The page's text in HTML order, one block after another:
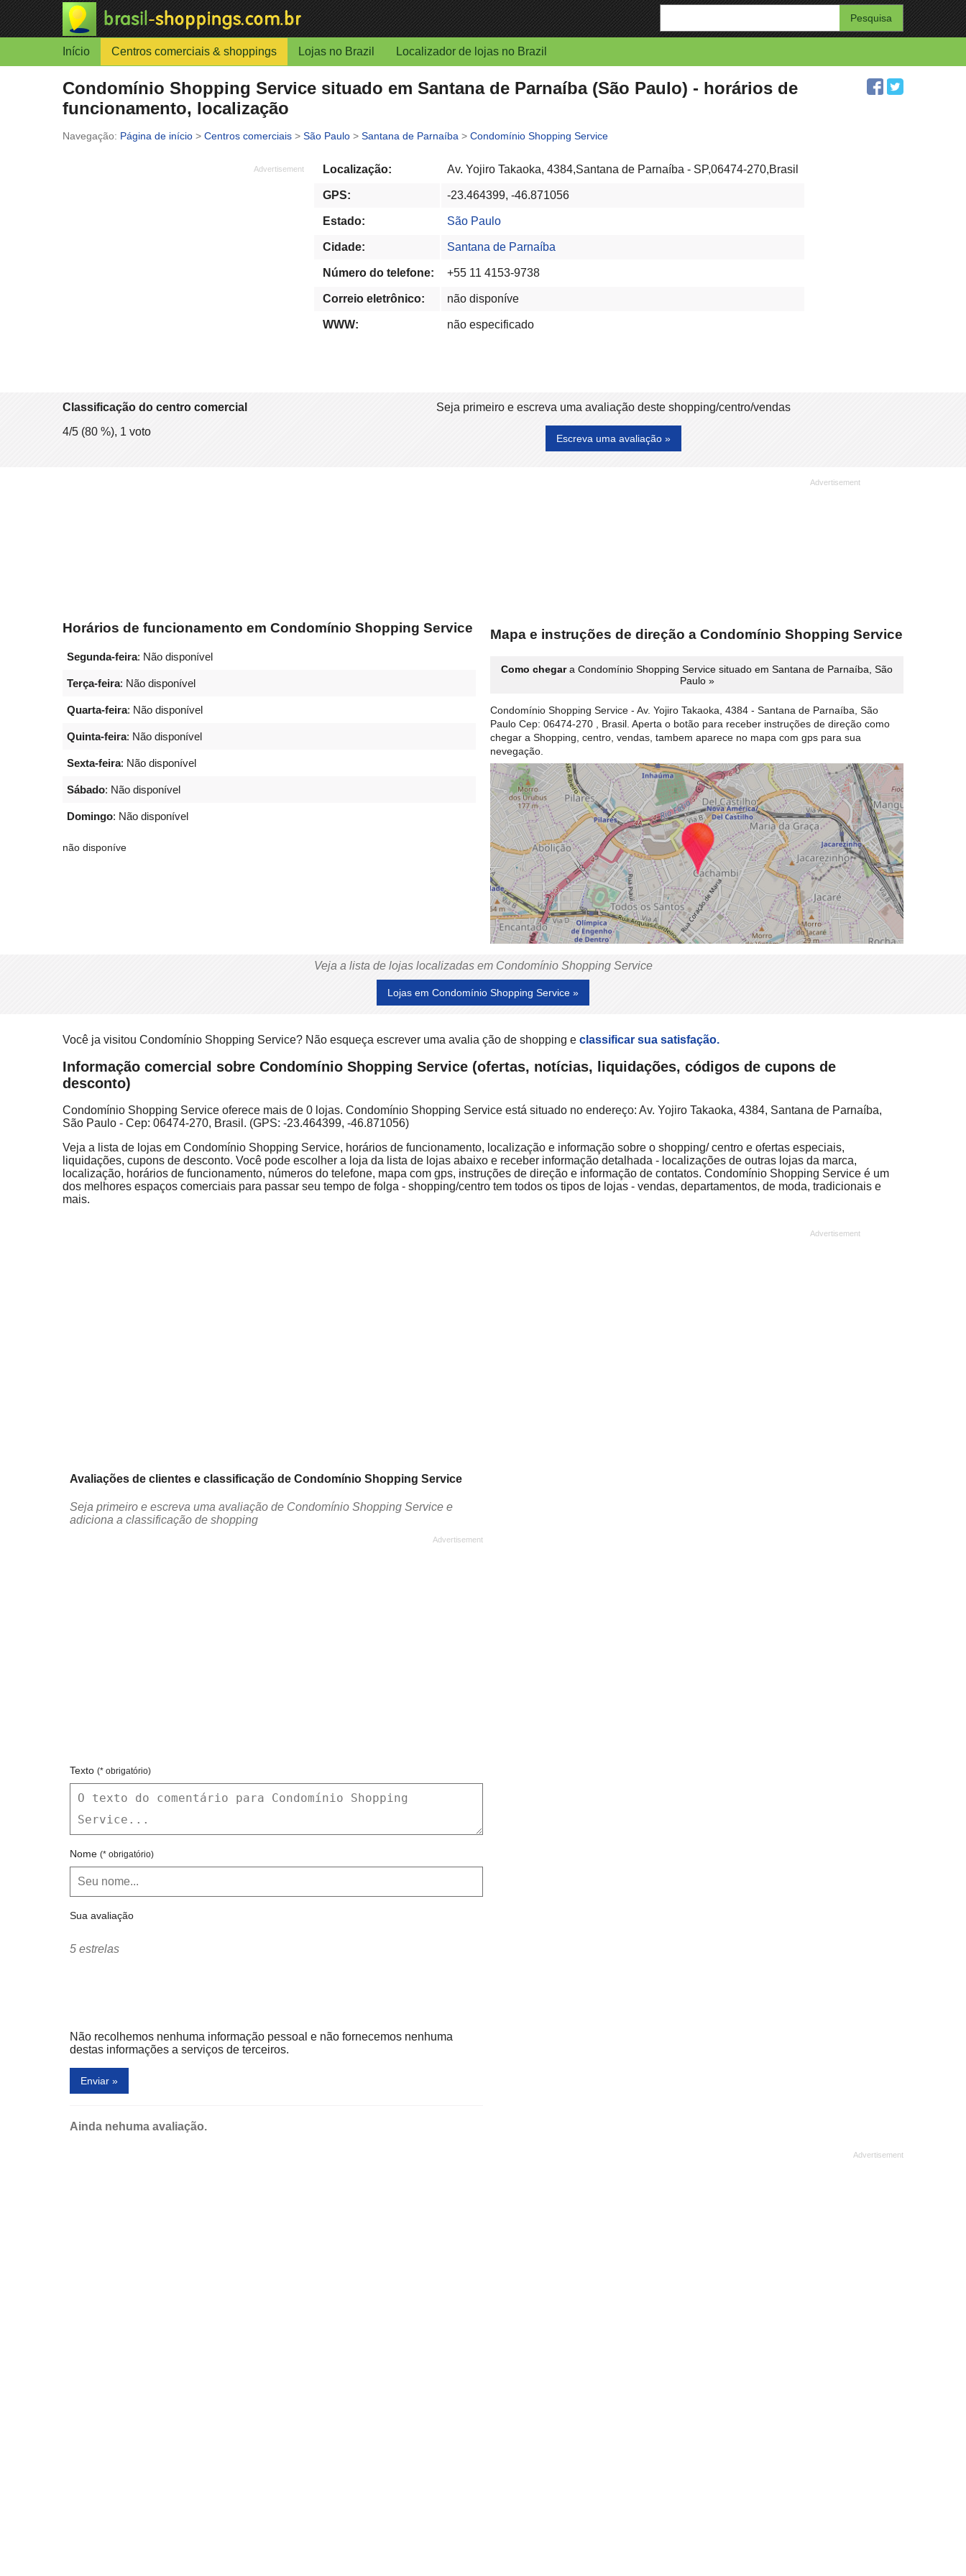
Enter
your
search
Início Centros comerciais & shoppings Lojas no Brazil Localizador de lojas no Brazil
Condomínio Shopping Service situado em Santana de Parnaíba (São Paulo) - horários de
funcionamento, localização
Página de início > Centros comerciais > São Paulo > Santana de Parnaíba > Condomínio Shopping Service
Localização: Av. Yojiro Takaoka, 4384,Santana de Parnaíba - SP,06474-270,Brasil
GPS: -23.464399, -46.871056
Estado: São Paulo
Cidade: Santana de Parnaíba
Número do telefone: +55 11 4153-9738
Correio eletrônico: não disponíve
WWW: não especificado
Classificação do centro comercial
4/5 (80 %), 1 voto
Seja primeiro e escreva uma avaliação deste shopping/centro/vendas
Escreva uma avaliação »
Horários de funcionamento em Condomínio Shopping Service
Segunda-feira: Não disponível
Terça-feira: Não disponível
Quarta-feira: Não disponível
Quinta-feira: Não disponível
Sexta-feira: Não disponível
Sábado: Não disponível
Domingo: Não disponível
não disponíve
Mapa e instruções de direção a Condomínio Shopping Service
Como chegara Condomínio Shopping Service situado em Santana de Parnaíba, São
Paulo »
Condomínio Shopping Service - Av. Yojiro Takaoka, 4384 - Santana de Parnaíba, São
Paulo Cep: 06474-270 , Brasil. Aperta o botão para receber instruções de direção como
chegar a Shopping, centro, vendas, tambem aparece no mapa com gps para sua
nevegação.
Veja a lista de lojas localizadas em Condomínio Shopping Service
Lojas em Condomínio Shopping Service »
Você ja visitou Condomínio Shopping Service? Não esqueça escrever uma avalia ção de shopping e classificar sua satisfação.
Informação comercial sobre Condomínio Shopping Service (ofertas, notícias, liquidações, códigos de cupons de
desconto)
Condomínio Shopping Service oferece mais de 0 lojas. Condomínio Shopping Service está situado no endereço: Av. Yojiro Takaoka, 4384, Santana de Parnaíba,
São Paulo - Cep: 06474-270, Brasil. (GPS: -23.464399, -46.871056)
Veja a lista de lojas em Condomínio Shopping Service, horários de funcionamento, localização e informação sobre o shopping/ centro e ofertas especiais,
liquidações, cupons de desconto. Você pode escolher a loja da lista de lojas abaixo e receber informação detalhada - localizações de outras lojas da marca,
localização, horários de funcionamento, números do telefone, mapa com gps, instruções de direção e informação de contatos. Condomínio Shopping Service é um
dos melhores espaços comerciais para passar seu tempo de folga - shopping/centro tem todos os tipos de lojas - vendas, departamentos, de moda, tradicionais e
mais.
Avaliações de clientes e classificação de Condomínio Shopping Service
Seja primeiro e escreva uma avaliação de Condomínio Shopping Service e
adiciona a classificação de shopping
Texto (* obrigatório)
Nome (* obrigatório)
Sua avaliação
5 estrelas
Não recolhemos nenhuma informação pessoal e não fornecemos nenhuma
destas informações a serviços de terceiros.
Enviar »
Ainda nehuma avaliação.